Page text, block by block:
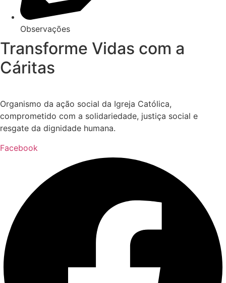
Observações
Transforme Vidas com a
Cáritas
Organismo da ação social da Igreja Católica,
comprometido com a solidariedade, justiça social e
resgate da dignidade humana.
Facebook